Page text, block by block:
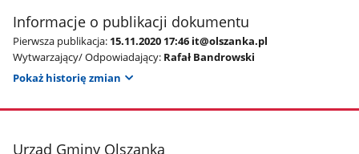
Informacje o publikacji dokumentu
Pierwsza publikacja: 15.11.2020 17:46 it@olszanka.pl
Wytwarzający/ Odpowiadający: Rafał Bandrowski
Pokaż historię zmian
stopka
Urząd Gminy Olszanka